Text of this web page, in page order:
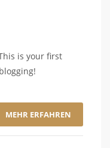
is your first
MEHR ERFAHREN